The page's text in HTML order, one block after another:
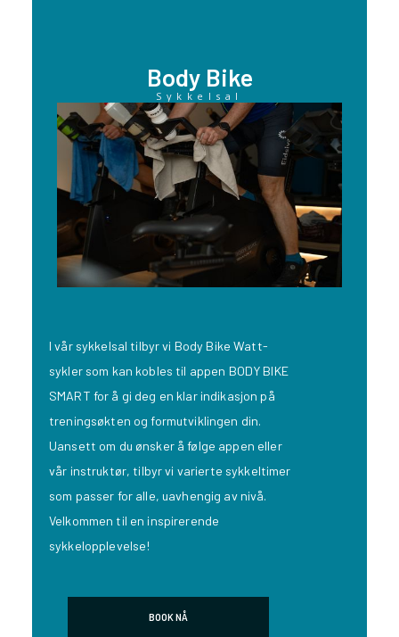
Body Bike
Sykkelsal
I vår sykkelsal tilbyr vi Body Bike Watt-
sykler som kan kobles til appen BODY BIKE
SMART for å gi deg en klar indikasjon på
treningsøkten og formutviklingen din.
Uansett om du ønsker å følge appen eller
vår instruktør, tilbyr vi varierte sykkeltimer
som passer for alle, uavhengig av nivå.
Velkommen til en inspirerende
sykkelopplevelse!
BOOK NÅ